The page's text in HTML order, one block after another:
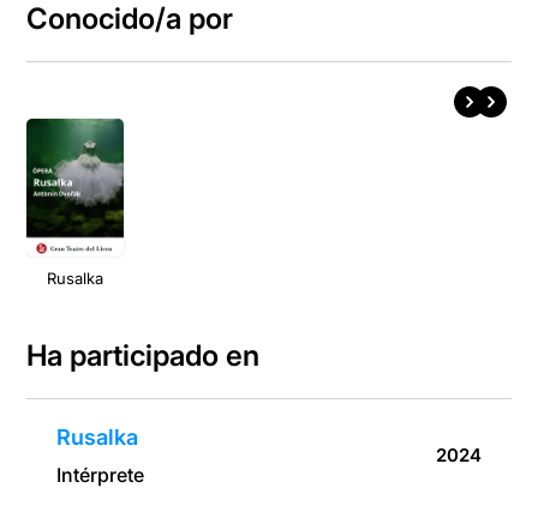
Conocido/a por
Rusalka
Ha participado en
Rusalka
Intérprete
2024